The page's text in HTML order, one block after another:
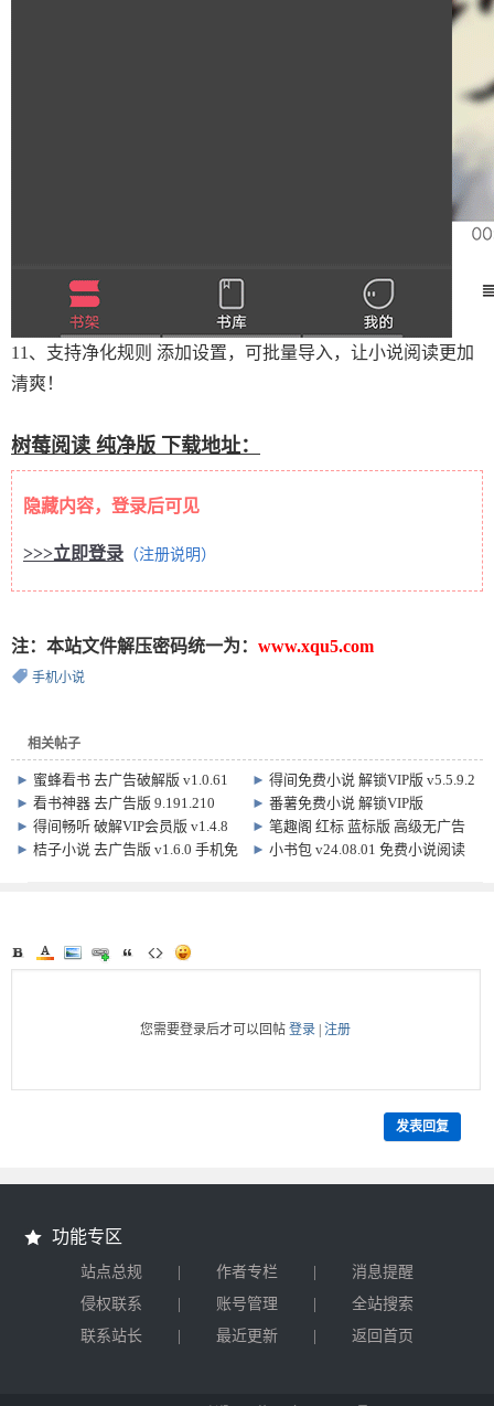
11、支持净化规则 添加设置，可批量导入，让小说阅读更加
清爽！
树莓阅读 纯净版 下载地址：
隐藏内容，登录后可见
>>>立即登录 （注册说明）
注：本站文件解压密码统一为： www.xqu5.com
手机小说
相关帖子
► 蜜蜂看书 去广告破解版 v1.0.61 ►得间免费小说 解锁VIP版 v5.5.9.2
►看书神器 去广告版 9.191.210 ►番薯免费小说 解锁VIP版
v3.00.89.001
►得间畅听 破解VIP会员版 v1.4.8 ►笔趣阁 红标 蓝标版 高级无广告
版 v5.3.0
►桔子小说 去广告版 v1.6.0 手机免
►小书包 v24.08.01 免费小说阅读
您需要登录后才可以回帖登录 |注册
发表回复
功能专区
站点总规 | 作者专栏 |
消息提醒
侵权联系
| 账号管理 |
全站搜索
联系站长
| 最近更新 | 返回首页